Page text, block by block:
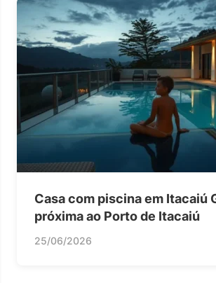
Casa com piscina em Itacaiú
próxima ao Porto de Itacaiú
25/06/2026